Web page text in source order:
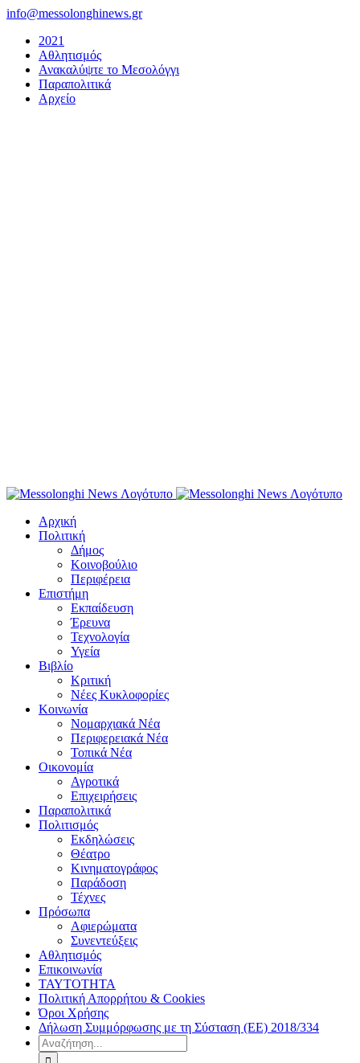
Μετάβαση
περιεχόμενο
info@messolonghinews.gr
2021
Αθλητισμός
Ανακαλύψτε το Μεσολόγγι
Παραπολιτικά
Αρχείο
Αρχική
Πολιτική
Δήμος
Κοινοβούλιο
Περιφέρεια
Επιστήμη
Εκπαίδευση
Έρευνα
Τεχνολογία
Υγεία
Βιβλίο
Κριτική
Νέες Κυκλοφορίες
Κοινωνία
Νομαρχιακά Νέα
Περιφερειακά Νέα
Τοπικά Νέα
Οικονομία
Αγροτικά
Επιχειρήσεις
Παραπολιτικά
Πολιτισμός
Εκδηλώσεις
Θέατρο
Κινηματογράφος
Παράδοση
Τέχνες
Πρόσωπα
Αφιερώματα
Συνεντεύξεις
Αθλητισμός
Επικοινωνία
ΤΑΥΤΟΤΗΤΑ
Πολιτική Απορρήτου & Cookies
Όροι Χρήσης
Δήλωση Συμμόρφωσης με τη Σύσταση (ΕΕ) 2018/334
Αναζήτηση
για: